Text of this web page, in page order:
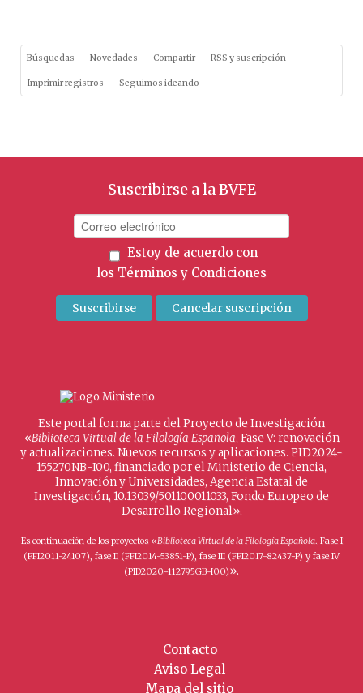
Búsquedas Novedades Compartir RSS y suscripción
Imprimir registros Seguimos ideando
Suscribirse a la BVFE
Estoy de acuerdo con
los Términos y Condiciones
Este portal forma parte del Proyecto de Investigación
«Biblioteca Virtual de la Filología Española. Fase V: renovación
y actualizaciones. Nuevos recursos y aplicaciones. PID2024-
155270NB-I00, financiado por el Ministerio de Ciencia,
Innovación y Universidades, Agencia Estatal de
Investigación, 10.13039/501100011033, Fondo Europeo de
Desarrollo Regional».
Es continuación de los proyectos «Biblioteca Virtual de la Filología Española. Fase I
(FFI2011-24107), fase II (FFI2014-53851-P), fase III (FFI2017-82437-P) y fase IV
(PID2020-112795GB-I00)».
Contacto
Aviso Legal
Mapa del sitio